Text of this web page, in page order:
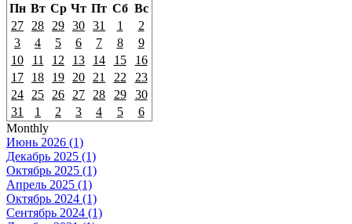
Пн Вт Ср Чт Пт Сб Вс
27
28 29 30 31 1
2
3
4 5 6 7 8
9
10
11 12 13 14 15
16
17
18 19 20 21 22
23
24
25 26 27 28 29
30
31
1 2 3 4 5
6
Monthly
Июнь 2026 (1)
Декабрь 2025 (1)
Октябрь 2025 (1)
Апрель 2025 (1)
Октябрь 2024 (1)
Сентябрь 2024 (1)